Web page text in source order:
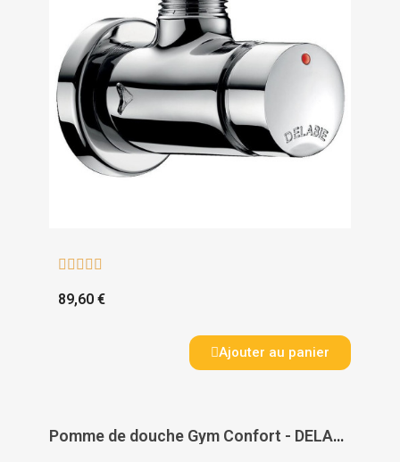
    
89,60 €
Ajouter au panier
Pomme de douche Gym Confort - DELABIE